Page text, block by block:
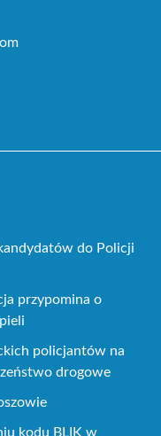
do Policji
przypomina o
policjantów na
drogowe
kodu BLIK w